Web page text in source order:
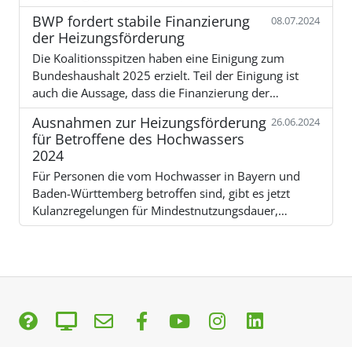
BWP fordert stabile Finanzierung
der Heizungsförderung
08.07.2024
Die Koalitionsspitzen haben eine Einigung zum
Bundeshaushalt 2025 erzielt. Teil der Einigung ist
auch die Aussage, dass die Finanzierung der…
Ausnahmen zur Heizungsförderung
für Betroffene des Hochwassers
2024
26.06.2024
Für Personen die vom Hochwasser in Bayern und
Baden-Württemberg betroffen sind, gibt es jetzt
Kulanzregelungen für Mindestnutzungsdauer,…